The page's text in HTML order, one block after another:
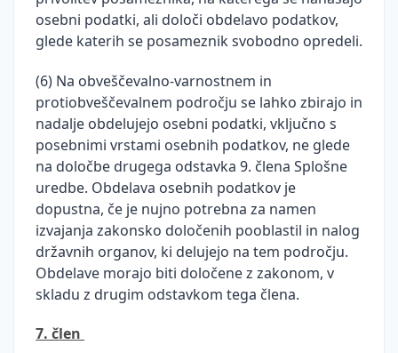
osebni podatki, ali določi obdelavo podatkov,
glede katerih se posameznik svobodno opredeli.
(6) Na obveščevalno-varnostnem in
protiobveščevalnem področju se lahko zbirajo in
nadalje obdelujejo osebni podatki, vključno s
posebnimi vrstami osebnih podatkov, ne glede
na določbe drugega odstavka 9. člena Splošne
uredbe. Obdelava osebnih podatkov je
dopustna, če je nujno potrebna za namen
izvajanja zakonsko določenih pooblastil in nalog
državnih organov, ki delujejo na tem področju.
Obdelave morajo biti določene z zakonom, v
skladu z drugim odstavkom tega člena.
7. člen